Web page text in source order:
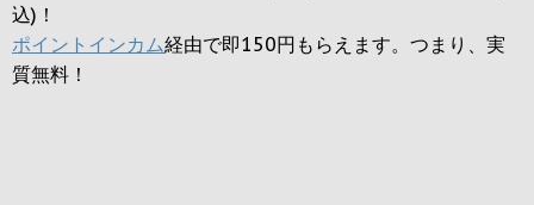
込)！
ポイントインカム経由で即150円もらえます。つまり、実
質無料！